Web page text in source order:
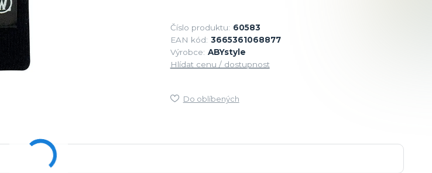
Číslo produktu: 60583
EAN kód: 3665361068877
Výrobce: ABYstyle
Hlídat cenu / dostupnost
Do oblíbených